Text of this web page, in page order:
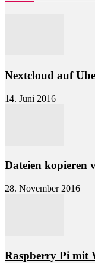
Nextcloud auf
14. Juni 2016
Dateien kopieren
28. November 2016
Raspberry Pi mit